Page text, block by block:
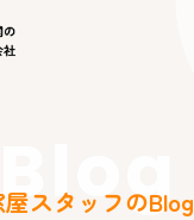
Blog
スタッフのBlog